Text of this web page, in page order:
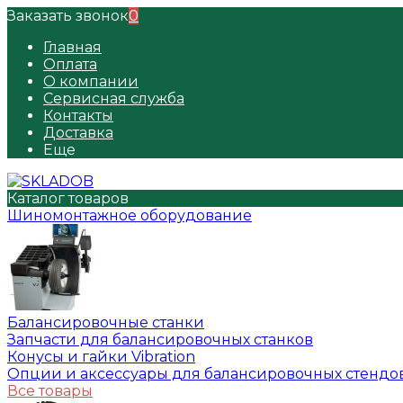
Заказать звонок0
Главная
Оплата
О компании
Сервисная служба
Контакты
Доставка
Еще
Каталог товаров
Шиномонтажное оборудование
Балансировочные станки
Запчасти для балансировочных станков
Конусы и гайки Vibration
Опции и аксессуары для балансировочных
Все товары